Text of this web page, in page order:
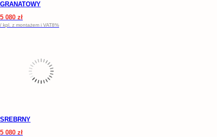
GRANATOWY
5 080 zł
/ kpl. z montażem i VAT8%
SREBRNY
5 080 zł